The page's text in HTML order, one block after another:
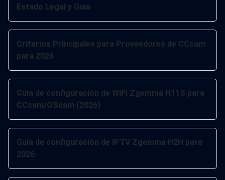
Estado Legal y Guía
Criterios Principales para Proveedores de CCcam
para 2026
Guía de configuración de WiFi Zgemma H11S para
CCcam/OScam (2026)
Guía de configuración de IPTV Zgemma H2H para
2026